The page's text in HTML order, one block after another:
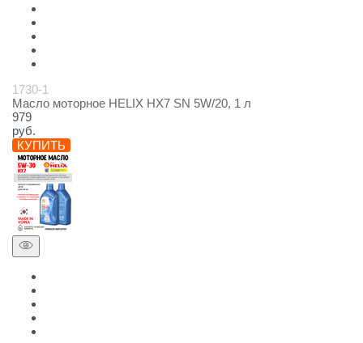
1730-1
Масло моторное HELIX HX7 SN 5W/20, 1 л
979
руб.
КУПИТЬ